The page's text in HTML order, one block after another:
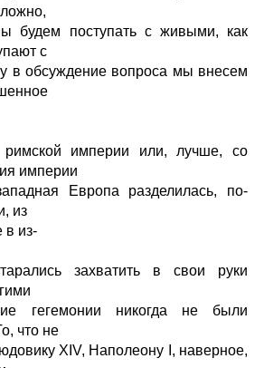
будем поступать с живыми, как
с
в обсуждение вопроса мы внесем
империи или, лучше, со
империи
Европа разделилась, по-
из
в из-
захватить в свои руки
гегемонии никогда не были
что не
XIV, Наполеону I, наверное,